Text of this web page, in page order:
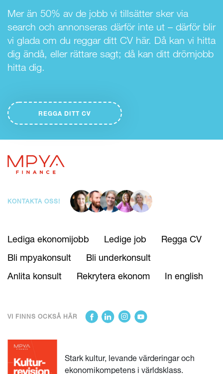
Mer än 50% av de jobb vi tillsätter sker via
search och annonseras därför inte ut – därför blir
vi glada om du reggar ditt CV här. Då kan vi hitta
dig ändå, eller rättare sagt; då kan ditt drömjobb
hitta dig.
REGGA DITT CV
Lediga ekonomijobb Ledige job
Regga CV
Bli mpyakonsult
Bli underkonsult
Anlita konsult
Rekrytera ekonom In english
Stark kultur, levande värderingar och
ekonomikompetens i världsklass.
KONTAKTA OSS!
VI FINNS OCKSÅ HÄR